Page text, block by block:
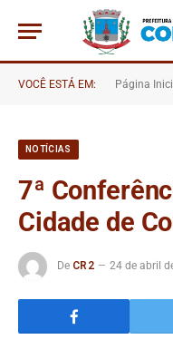
VOCÊ ESTÁ EM: Página
NOTÍCIAS
7ª
Cidade de
De CR2 24 de abril